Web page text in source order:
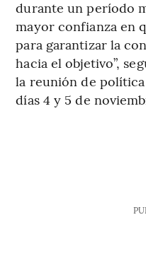
durante un período
mayor confianza en
para garantizar la
hacia el objetivo”,
la reunión de
días 4 y 5 de